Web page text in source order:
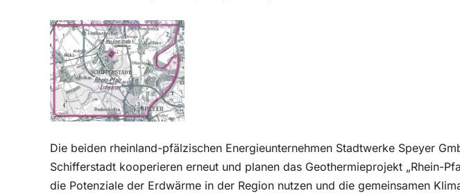
Die beiden rheinland-pfälzischen Energieunternehmen Stadtwerke Speyer
Schifferstadt kooperieren erneut und planen das Geothermieprojekt „Rhein-
die Potenziale der Erdwärme in der Region nutzen und die gemeinsamen